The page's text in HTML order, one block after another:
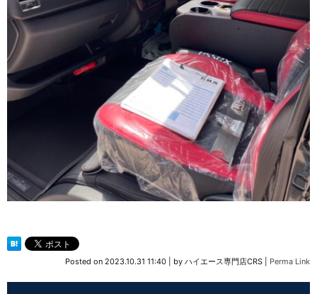
Posted on 2023.10.31 11:40 by ハイエース専門店CRS Perma Link